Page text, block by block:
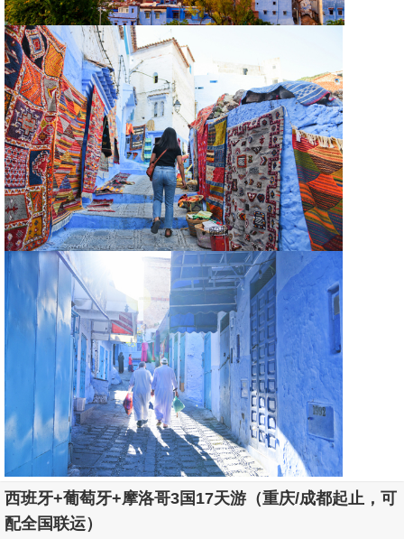
西班牙+葡萄牙+摩洛哥3国17天游（重庆/成都起止，可
配全国联运）